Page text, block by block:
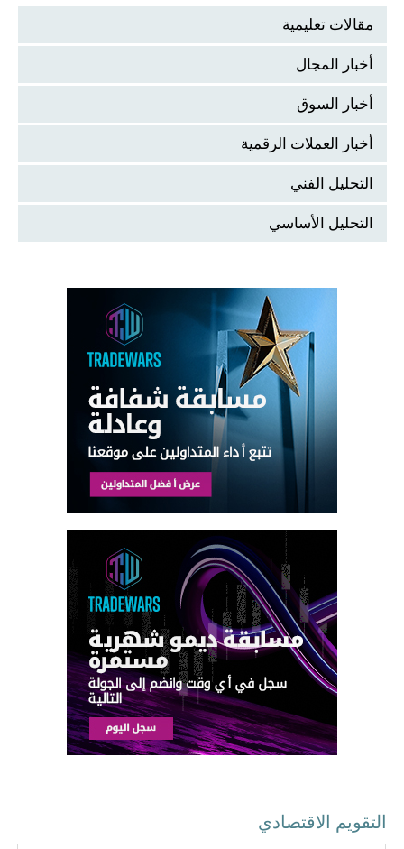
مقالات تعليمية
أخبار المجال
أخبار السوق
أخبار العملات الرقمية
التحليل الفني
التحليل الأساسي
التقويم الاقتصادي